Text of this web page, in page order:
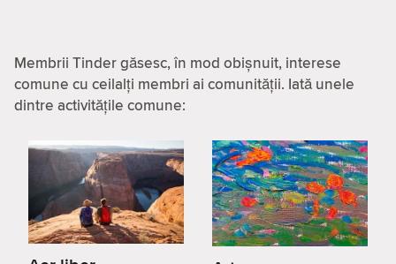
Membrii Tinder găsesc, în mod obișnuit, interese
comune cu ceilalți membri ai comunității. Iată unele
dintre activitățile comune: